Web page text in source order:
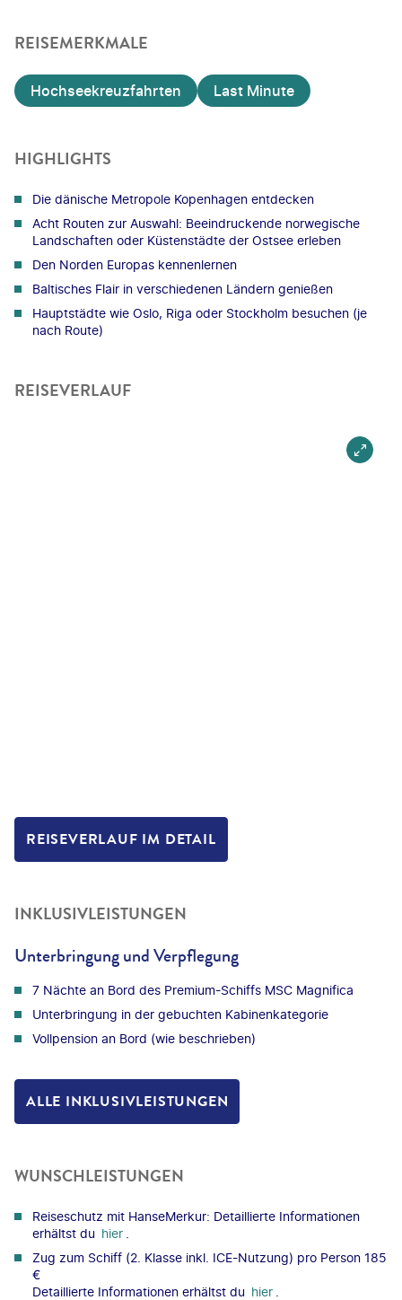
REISEMERKMALE
Hochseekreuzfahrten Last Minute
HIGHLIGHTS
Die dänische Metropole Kopenhagen entdecken
Acht Routen zur Auswahl: Beeindruckende norwegische
Landschaften oder Küstenstädte der Ostsee erleben
Den Norden Europas kennenlernen
Baltisches Flair in verschiedenen Ländern genießen
Hauptstädte wie Oslo, Riga oder Stockholm besuchen (je
nach Route)
REISEVERLAUF
REISEVERLAUF IM DETAIL
INKLUSIVLEISTUNGEN
Unterbringung und Verpflegung
7 Nächte an Bord des Premium-Schiffs MSC Magnifica
Unterbringung in der gebuchten Kabinenkategorie
Vollpension an Bord (wie beschrieben)
ALLE INKLUSIVLEISTUNGEN
WUNSCHLEISTUNGEN
Reiseschutz mit HanseMerkur: Detaillierte Informationen
erhältst du hier
Zug zum Schiff (2. Klasse inkl. ICE-Nutzung) pro Person 185
€
Detaillierte Informationen erhältst du hier